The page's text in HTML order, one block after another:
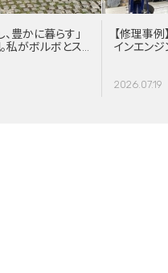
、豊かに暮らす」
私がボルボとス
【修理事
インエンジ
レッサー交
2026.07.19